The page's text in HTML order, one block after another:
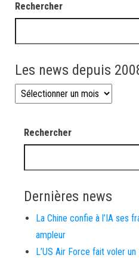
Rechercher
Les news depuis
Les news depuis 2008
Rechercher
Dernières news
La Chine confie à l’IA ses
ampleur
L’US Air Force fait voler